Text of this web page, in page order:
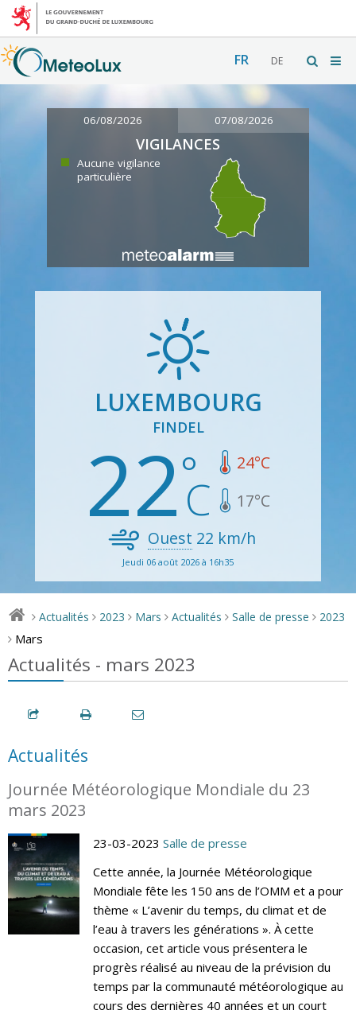
FR DE
06/08/2026 07/08/2026
VIGILANCES
Aucune vigilance
particulière
LUXEMBOURG
FINDEL
22 24°C
17°C
Ouest 22 km/h
Jeudi 06 août 2026 à 16h35
> Actualités > 2023 > Mars > Actualités > Salle de presse > 2023
> Mars
Actualités - mars 2023
Actualités
Journée Météorologique Mondiale du 23
mars 2023
23-03-2023 Salle de presse
Cette année, la Journée Météorologique
Mondiale fête les 150 ans de l’OMM et a pour
thème « L’avenir du temps, du climat et de
l’eau à travers les générations ». À cette
occasion, cet article vous présentera le
progrès réalisé au niveau de la prévision du
temps par la communauté météorologique au
cours des dernières 40 années et un court